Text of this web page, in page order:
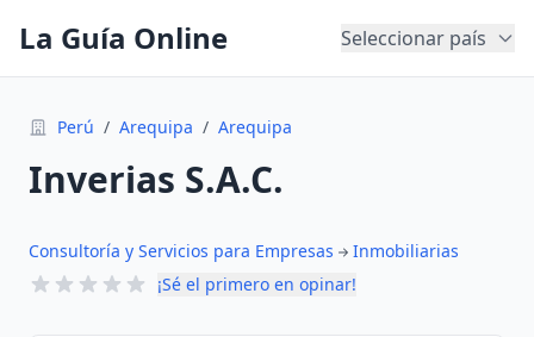
La Guía Online Seleccionar país
Perú / Arequipa / Arequipa
Inverias S.A.C.
Consultoría y Servicios para Empresas
Inmobiliarias
¡Sé el primero en opinar!